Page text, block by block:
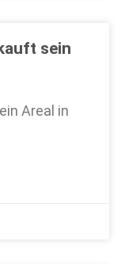
sein
Areal in